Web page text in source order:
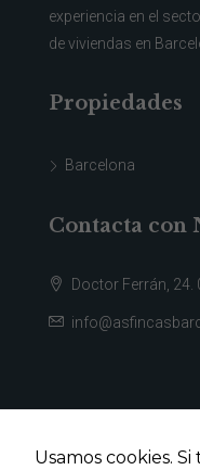
experiencia en el
de viviendas en
Propiedades
Barcelona
Contacta con
Doctor Ferrán, 24.
Usamos cookies.